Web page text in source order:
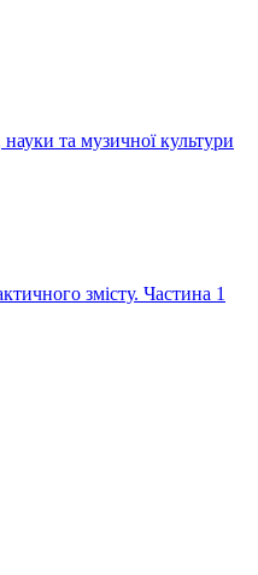
науки та музичної культури
змісту. Частина 1